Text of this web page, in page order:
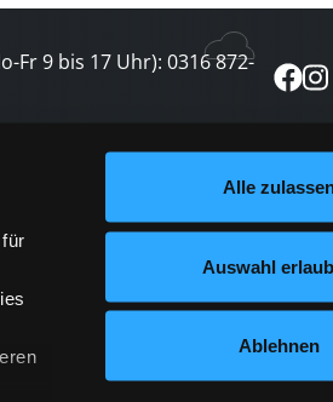
Alle
Auswahl
Ablehnen
Fr 9 bis 17 Uhr): 0316 872-
abonnieren
verpassen